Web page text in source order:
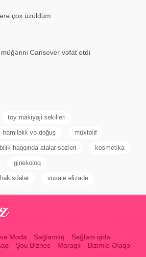
çox üzüldüm
Cansever vəfat etdi
toy makiyaji sekilleri
hamiləlik və doğuş müxtəlif
bilik haqqinda atalar sozleri kosmetika
ginekoloq
vusale elizade
Moda Sağlamlıq
Sağlam qida
Şou Biznes Maraqlı Bizimlə Əlaqə